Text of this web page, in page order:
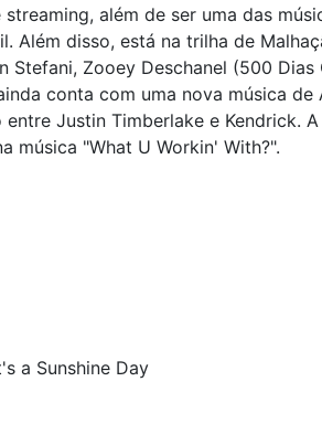
além de ser uma das
Além disso, está na trilha de
Stefani, Zooey Deschanel (500
conta com uma nova música de
entre Justin Timberlake e
música "What U Workin' With?".
a Sunshine Day